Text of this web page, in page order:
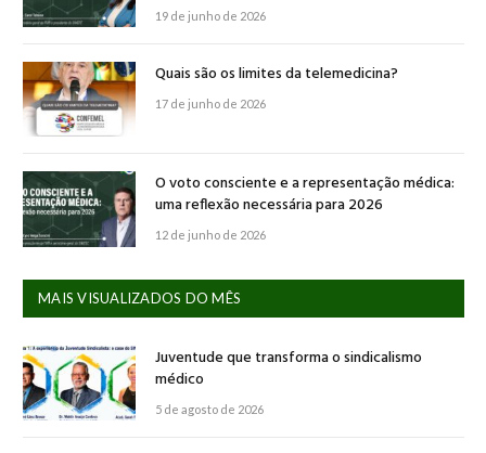
19 de junho de 2026
Quais são os limites da telemedicina?
17 de junho de 2026
O voto consciente e a representação médica:
uma reflexão necessária para 2026
12 de junho de 2026
MAIS VISUALIZADOS DO MÊS
Juventude que transforma o sindicalismo
médico
5 de agosto de 2026